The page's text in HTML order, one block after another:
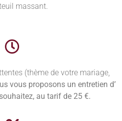
massant.
(thème de votre mariage,
vous proposons un entretien d’
au tarif de 25 €.